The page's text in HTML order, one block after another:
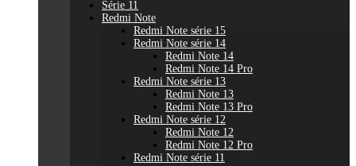
Série 11
Redmi Note
Redmi Note série 15
Redmi Note série 14
Redmi Note 14
Redmi Note 14 Pro
Redmi Note série 13
Redmi Note 13
Redmi Note 13 Pro
Redmi Note série 12
Redmi Note 12
Redmi Note 12 Pro
Redmi Note série 11